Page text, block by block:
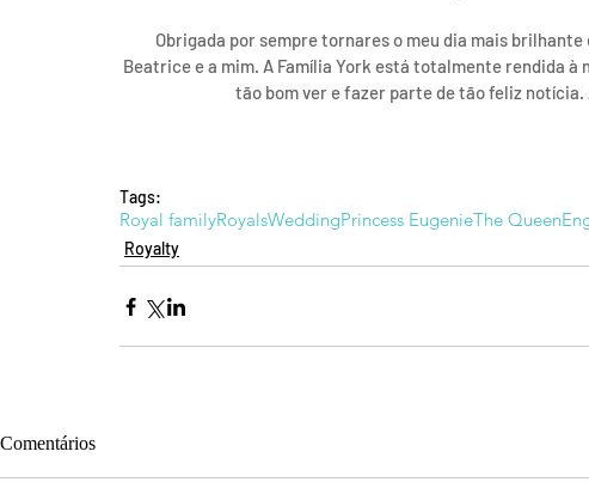
Obrigada por sempre tornares o meu dia mais
Beatrice e a mim. A Família York está totalmente rendida
tão bom ver e fazer parte de tão feliz notícia.
Tags:
Royal familyRoyalsWeddingPrincess EugenieThe Queen
Royalty
Comentários